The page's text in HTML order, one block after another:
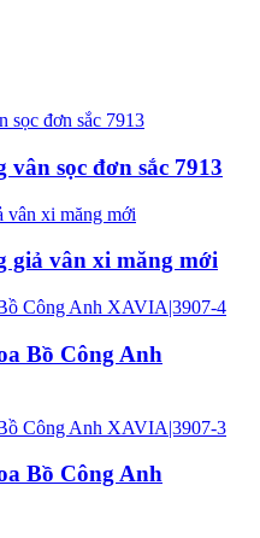
sọc đơn sắc 7913
giả vân xi măng mới
Bồ Công Anh
Bồ Công Anh